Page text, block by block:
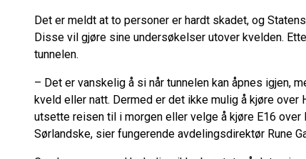
Det er meldt at to personer er hardt skadet, og
Disse vil gjøre sine undersøkelser utover kvelden.
tunnelen.
– Det er vanskelig å si når tunnelen kan åpnes igjen,
kveld eller natt. Dermed er det ikke mulig å kjøre
utsette reisen til i morgen eller velge å kjøre E16
Sørlandske, sier fungerende avdelingsdirektør Rune